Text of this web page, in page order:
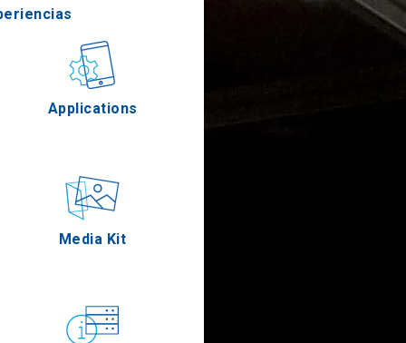
Applications
Media Kit